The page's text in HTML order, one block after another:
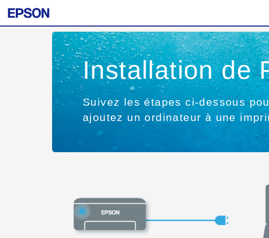
Installation de
Suivez les étapes ci-dessous
ajoutez un ordinateur à une